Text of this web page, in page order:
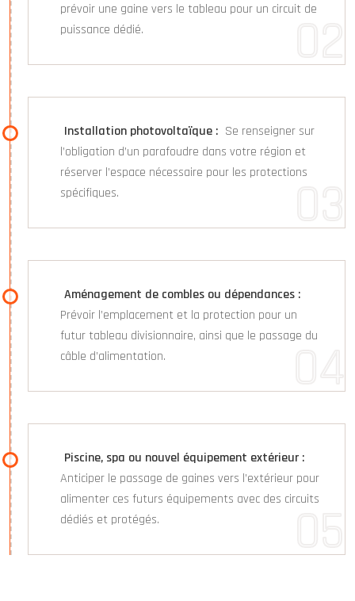
prévoir une gaine vers le tableau pour un circuit de
puissance dédié.
Installation photovoltaïque : Se renseigner sur
l’obligation d’un parafoudre dans votre région et
réserver l’espace nécessaire pour les protections
spécifiques.
Aménagement de combles ou dépendances :
Prévoir l’emplacement et la protection pour un
futur tableau divisionnaire, ainsi que le passage du
câble d’alimentation.
Piscine, spa ou nouvel équipement extérieur :
Anticiper le passage de gaines vers l’extérieur pour
alimenter ces futurs équipements avec des circuits
dédiés et protégés.